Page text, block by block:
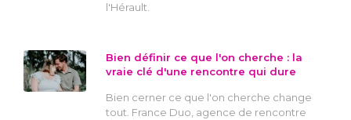
l'Hérault.
Bien définir ce que l'on cherche : la
vraie clé d'une rencontre qui dure
Bien cerner ce que l'on cherche change
tout. France Duo, agence de rencontre